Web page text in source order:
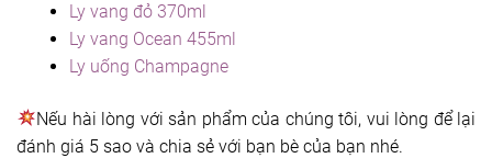
Ly vang đỏ 370ml
Ly vang Ocean 455ml
Ly uống Champagne
Nếu hài lòng với sản phẩm của chúng tôi, vui lòng để lại
đánh giá 5 sao và chia sẻ với bạn bè của bạn nhé.